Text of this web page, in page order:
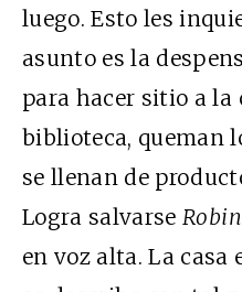
luego. Esto les
asunto es la
para hacer sitio a la
biblioteca, queman
se llenan de
Logra salvarse
en voz alta. La casa